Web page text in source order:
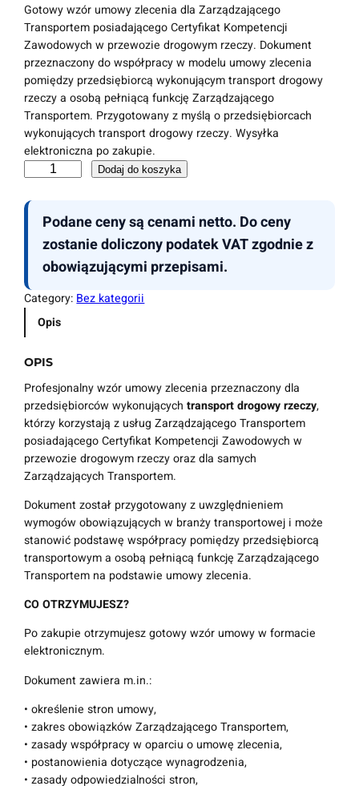
Gotowy wzór umowy zlecenia dla Zarządzającego
Transportem posiadającego Certyfikat Kompetencji
Zawodowych w przewozie drogowym rzeczy. Dokument
przeznaczony do współpracy w modelu umowy zlecenia
pomiędzy przedsiębiorcą wykonującym transport drogowy
rzeczy a osobą pełniącą funkcję Zarządzającego
Transportem. Przygotowany z myślą o przedsiębiorcach
wykonujących transport drogowy rzeczy. Wysyłka
elektroniczna po zakupie.
o
t
o
w
ó
r
u
m
o
w
y
z
l
e
c
n
i
l
Z
a
r
z
Dodaj do koszyka
Podane ceny są cenami netto. Do ceny
zostanie doliczony podatek VAT zgodnie z
obowiązującymi przepisami.
Category:Bez kategorii
Opis
OPIS
Profesjonalny wzór umowy zlecenia przeznaczony dla
przedsiębiorców wykonującychtransport drogowy rzeczy,
którzy korzystają z usług Zarządzającego Transportem
posiadającego Certyfikat Kompetencji Zawodowych w
przewozie drogowym rzeczy oraz dla samych
Zarządzających Transportem.
Dokument został przygotowany z uwzględnieniem
wymogów obowiązujących w branży transportowej i może
stanowić podstawę współpracy pomiędzy przedsiębiorcą
transportowym a osobą pełniącą funkcję Zarządzającego
Transportem na podstawie umowy zlecenia.
CO OTRZYMUJESZ?
Po zakupie otrzymujesz gotowy wzór umowy w formacie
elektronicznym.
Dokument zawiera m.in.:
• określenie stron umowy,
• zakres obowiązków Zarządzającego Transportem,
• zasady współpracy w oparciu o umowę zlecenia,
• postanowienia dotyczące wynagrodzenia,
• zasady odpowiedzialności stron,